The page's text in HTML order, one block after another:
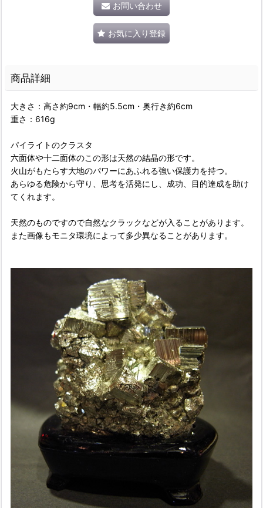
お問い合わせ
お気に入り登録
商品詳細
大きさ：高さ約9cm・幅約5.5cm・奥行き約6cm
重さ：616g
パイライトのクラスタ
六面体や十二面体のこの形は天然の結晶の形です。
火山がもたらす大地のパワーにあふれる強い保護力を持つ。
あらゆる危険から守り、思考を活発にし、成功、目的達成を助け
てくれます。
天然のものですので自然なクラックなどが入ることがあります。
また画像もモニタ環境によって多少異なることがあります。